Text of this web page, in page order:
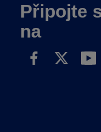
Připojte
na